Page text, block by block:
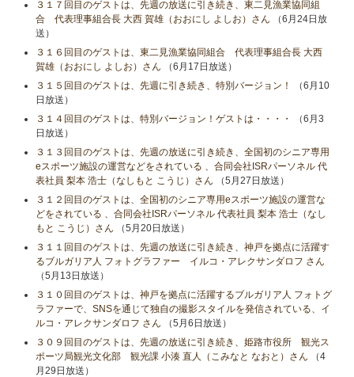
３１７回目のゲストは、先週の放送に引き続き、東二見漁業協同組
合 代表理事組合長 大西 賀雄（おおにし よしお）さん （6月24日放
送）
３１６回目のゲストは、東二見漁業協同組合 代表理事組合長 大西
賀雄（おおにし よしお）さん （6月17日放送）
３１５回目のゲストは、先週に引き続き、特別バージョン！
（6月10
日放送）
３１４回目のゲストは、特別バージョン！ゲストは・・・・
（6月3
日放送）
３１３回目のゲストは、先週の放送に引き続き、全国初のシニア専用
eスポーツ施設の運営などをされている 、合同会社ISRパーソネル 代
表社員 梨本 浩士（なしもと こうじ）さん （5月27日放送）
３１２回目のゲストは、全国初のシニア専用eスポーツ施設の運営な
どをされている 、合同会社ISRパーソネル 代表社員 梨本 浩士（なし
もと こうじ）さん （5月20日放送）
３１１回目のゲストは、先週の放送に引き続き、神戸を拠点に活躍す
るブルガリア人 フォトグラファー イルコ・アレクサンダロフ さん
（5月13日放送）
３１０回目のゲストは、神戸を拠点に活躍するブルガリア人 フォトグ
ラファーで、SNSを通じて独自の撮影スタイルを発信されている、イ
ルコ・アレクサンダロフ さん （5月6日放送）
３０９回目のゲストは、先週の放送に引き続き、姫路市役所 観光ス
ポーツ局観光文化部 観光課 小湊 直人（こみなと なおと）さん （4
月29日放送）